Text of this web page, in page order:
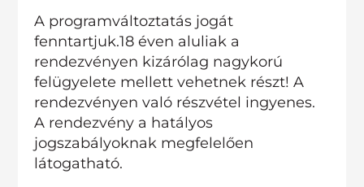
A programváltoztatás jogát
fenntartjuk.18 éven aluliak a
rendezvényen kizárólag nagykorú
felügyelete mellett vehetnek részt! A
rendezvényen való részvétel ingyenes.
A rendezvény a hatályos
jogszabályoknak megfelelően
látogatható.